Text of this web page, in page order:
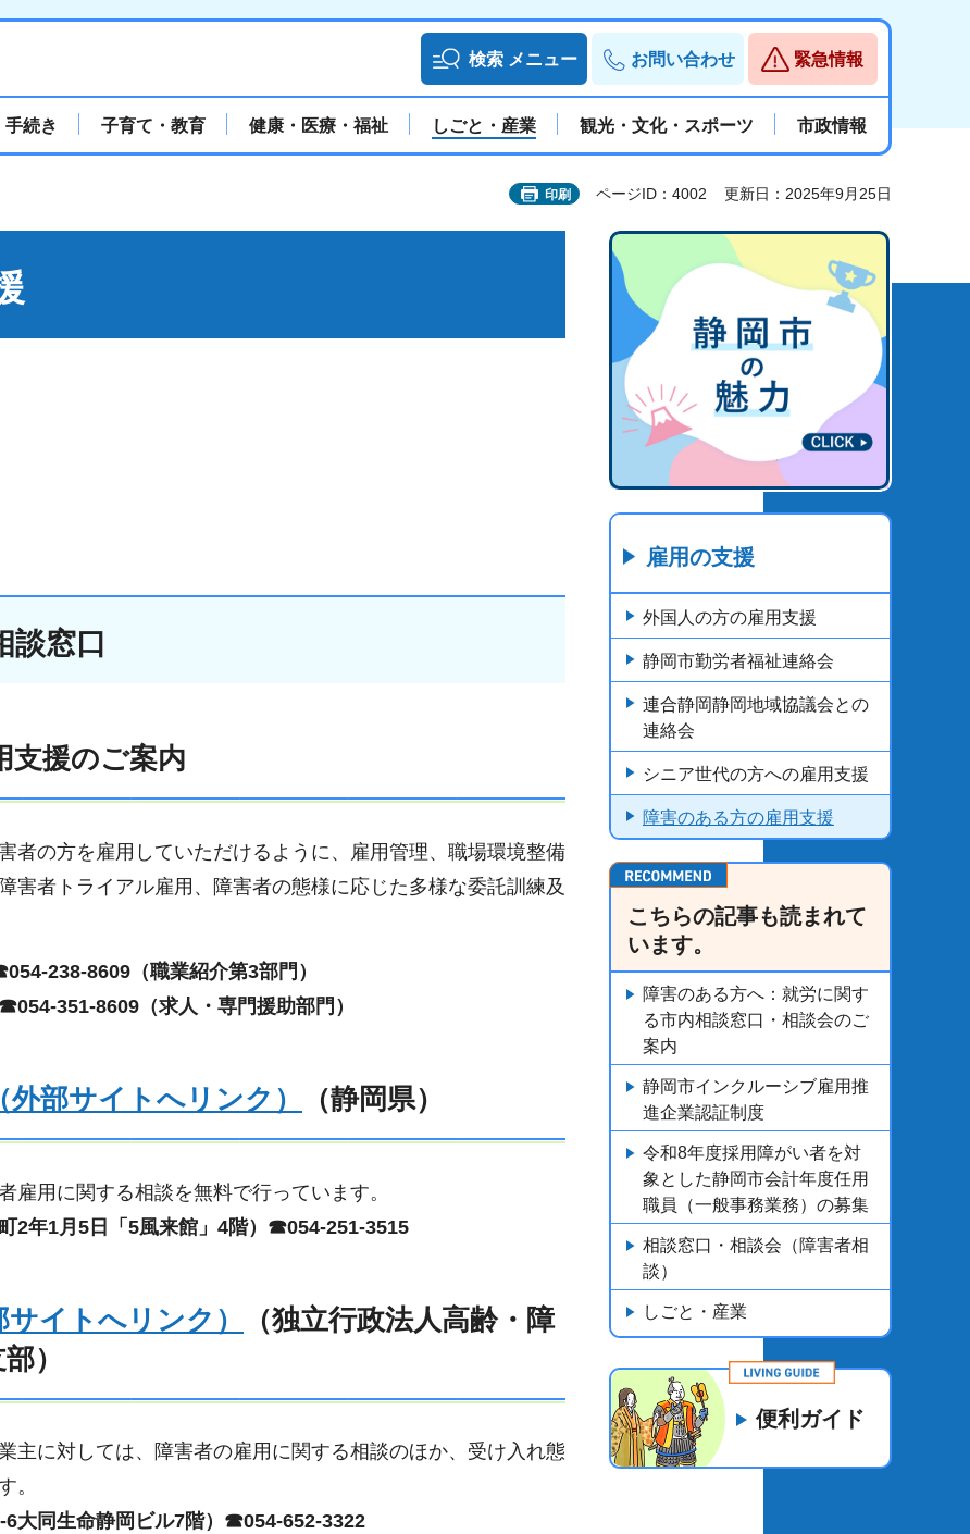
検索 メニュー お問い合わせ 緊急情報
手続き 子育て・教育 健康・医療・福祉 しごと・産業 観光・文化・スポーツ 市政情報
印刷 ページID：4002 更新日：2025年9月25日
談窓口
支援のご案内
者の方を雇用していただけるように、雇用管理、職場環境整備
害者トライアル雇用、障害者の態様に応じた多様な委託訓練及
238-8609（職業紹介第3部門）
351-8609（求人・専門援助部門）
部サイトへリンク） （静岡県）
雇用に関する相談を無料で行っています。
2年1月5日「5風来館」4階）☎054-251-3515
イトへリンク）
（独立行政法人高齢・障
）
主に対しては、障害者の雇用に関する相談のほか、受け入れ態
。
大同生命静岡ビル7階）☎054-652-3322
雇用の支援
外国人の方の雇用支援
静岡市勤労者福祉連絡会
連合静岡静岡地域協議会との
連絡会
シニア世代の方への雇用支援
障害のある方の雇用支援
こちらの記事も読まれて
います。
障害のある方へ：就労に関す
る市内相談窓口・相談会のご
案内
静岡市インクルーシブ雇用推
進企業認証制度
令和8年度採用障がい者を対
象とした静岡市会計年度任用
職員（一般事務業務）の募集
相談窓口・相談会（障害者相
談）
しごと・産業
便利ガイド